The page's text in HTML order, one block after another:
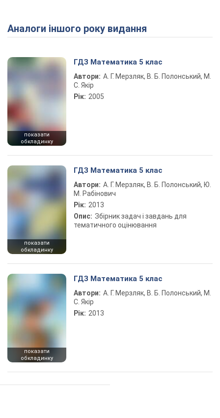
Аналоги іншого року видання
показати
обкладинку
ГДЗ Математика 5 клас
Автори: А. Г. Мерзляк, В. Б. Полонський, М.
С. Якір
Рік: 2005
показати
обкладинку
ГДЗ Математика 5 клас
Автори: А. Г. Мерзляк, В. Б. Полонський, Ю.
М. Рабінович
Рік: 2013
Опис: Збірник задач і завдань для
тематичного оцінювання
показати
обкладинку
ГДЗ Математика 5 клас
Автори: А. Г. Мерзляк, В. Б. Полонський, М.
С. Якір
Рік: 2013